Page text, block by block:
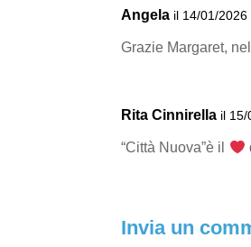
Angela il 14/01/
Grazie Margaret,
Rita Cinnirella il 15/
“Città Nuova”è il
Invia un